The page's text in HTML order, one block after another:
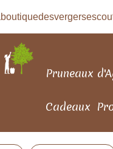
Pruneaux
Cadeaux